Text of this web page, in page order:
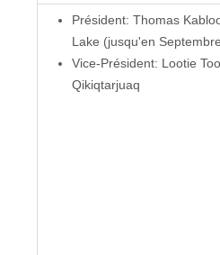
Président: Thomas
Lake (jusqu'en
Vice-Président: Lootie
Qikiqtarjuaq